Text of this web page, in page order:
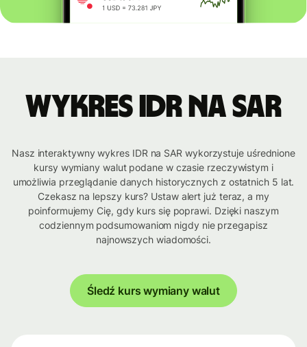
Wykres IDR na SAR
Nasz interaktywny wykres IDR na SAR wykorzystuje uśrednione
kursy wymiany walut podane w czasie rzeczywistym i
umożliwia przeglądanie danych historycznych z ostatnich 5 lat.
Czekasz na lepszy kurs? Ustaw alert już teraz, a my
poinformujemy Cię, gdy kurs się poprawi. Dzięki naszym
codziennym podsumowaniom nigdy nie przegapisz
najnowszych wiadomości.
Śledź kurs wymiany walut